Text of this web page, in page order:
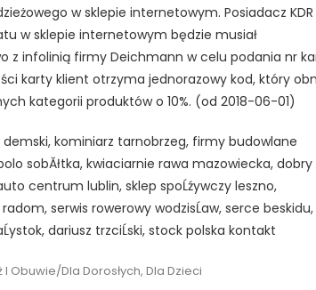
w sklepie internetowym. Posiadacz KDR
w sklepie internetowym będzie musiał
z infolinią firmy Deichmann w celu podania nr
karty klient otrzyma jednorazowy kod, który
kategorii produktów o 10%. (od 2018-06-01)
demski, kominiarz tarnobrzeg, firmy budowlane
sobĂłtka, kwiaciarnie rawa mazowiecka, dobry
centrum lublin, sklep spoĹźywczy leszno,
radom, serwis rowerowy wodzisĹaw, serce beskidu,
dariusz trzciĹski, stock polska kontakt
I Obuwie/Dla Dorosłych, Dla Dzieci